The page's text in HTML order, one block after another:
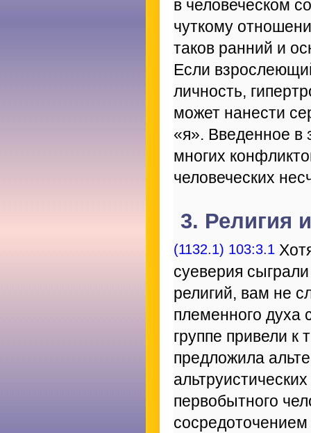
в человеческом
чуткому
таков ранний и
Если
личность,
может нанести
«я». Введенное в
многих
человеческих
3. Религия
(1132.1) 103:3.1
суеверия
религий, вам не
племенного духа
группе привели к
предложила
первобытного